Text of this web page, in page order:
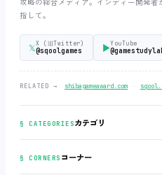
指して。
𝕏 X (旧Twitter)
@sqoolgames ▶YouTube
RELATED → shibagameaward.com ‧
§ CATEGORIESカテゴリ
§ CORNERS コーナー